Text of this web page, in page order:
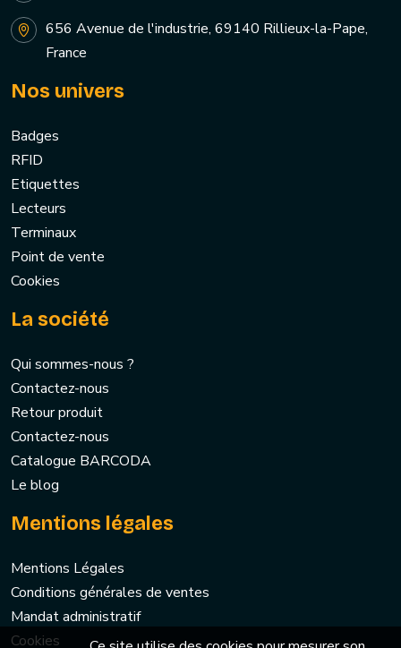
656 Avenue de l'industrie, 69140 Rillieux-la-Pape,
France
Nos univers
Badges
RFID
Etiquettes
Lecteurs
Terminaux
Point de vente
Cookies
La société
Qui sommes-nous ?
Contactez-nous
Retour produit
Contactez-nous
Catalogue BARCODA
Le blog
Mentions légales
Mentions Légales
Conditions générales de ventes
Mandat administratif
Cookies